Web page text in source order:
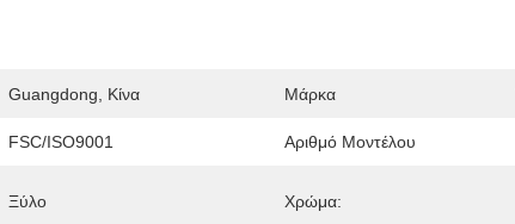
Guangdong, Κίνα Μάρκα
FSC/ISO9001 Αριθμό Μοντέλου
Ξύλο Χρώμα: